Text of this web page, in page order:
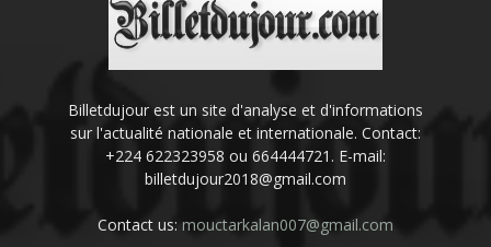
Billetdujour est un site d'analyse et d'informations
sur l'actualité nationale et internationale. Contact:
+224 622323958 ou 664444721. E-mail:
billetdujour2018@gmail.com
Contact us: mouctarkalan007@gmail.com